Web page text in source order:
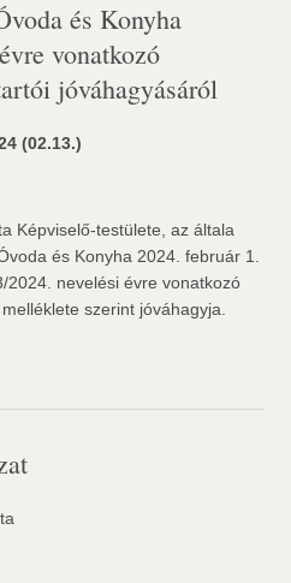
és Konyha
vonatkozó
jóváhagyásáról
(02.13.)
Képviselő-testülete, az általa
és Konyha 2024. február 1.
2024. nevelési évre vonatkozó
szerint jóváhagyja.